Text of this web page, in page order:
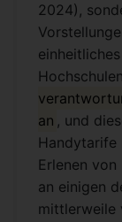
2024),
an , und
Handytarife
Erlenen
an einigen
mittlerweile